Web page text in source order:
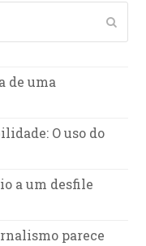
de uma
O uso do
a um desfile
parece